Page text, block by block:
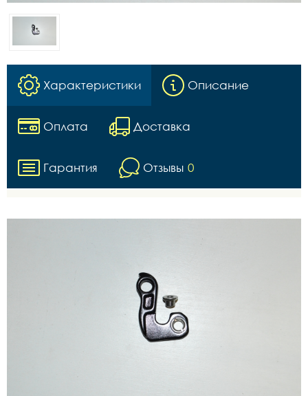
Характеристики Описание
Оплата Доставка
Гарантия Отзывы 0